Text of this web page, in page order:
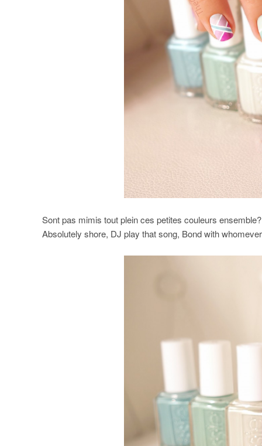
Sont pas mimis tout plein ces petites couleurs
Absolutely shore, DJ play that song, Bond with